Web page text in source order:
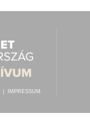
IMPRESSUM